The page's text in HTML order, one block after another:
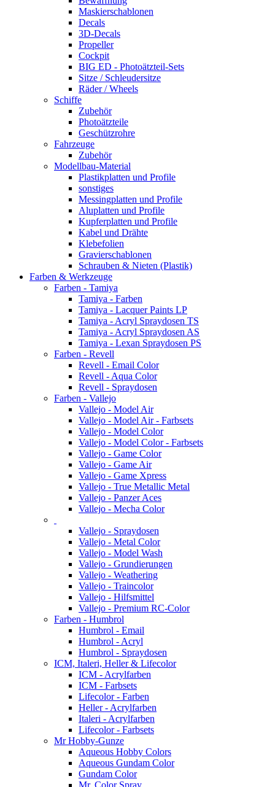
Maskierschablonen
Decals
3D-Decals
Propeller
Cockpit
BIG ED - Photoätzteil-Sets
Sitze / Schleudersitze
Räder / Wheels
Schiffe
Zubehör
Photoätzteile
Geschützrohre
Fahrzeuge
Zubehör
Modellbau-Material
Plastikplatten und Profile
sonstiges
Messingplatten und Profile
Aluplatten und Profile
Kupferplatten und Profile
Kabel und Drähte
Klebefolien
Gravierschablonen
Schrauben & Nieten (Plastik)
Farben & Werkzeuge
Farben - Tamiya
Tamiya - Farben
Tamiya - Lacquer Paints LP
Tamiya - Acryl Spraydosen TS
Tamiya - Acryl Spraydosen AS
Tamiya - Lexan Spraydosen PS
Farben - Revell
Revell - Email Color
Revell - Aqua Color
Revell - Spraydosen
Farben - Vallejo
Vallejo - Model Air
Vallejo - Model Air - Farbsets
Vallejo - Model Color
Vallejo - Model Color - Farbsets
Vallejo - Game Color
Vallejo - Game Air
Vallejo - Game Xpress
Vallejo - True Metallic Metal
Vallejo - Panzer Aces
Vallejo - Mecha Color
Vallejo - Spraydosen
Vallejo - Metal Color
Vallejo - Model Wash
Vallejo - Grundierungen
Vallejo - Weathering
Vallejo - Traincolor
Vallejo - Hilfsmittel
Vallejo - Premium RC-Color
Farben - Humbrol
Humbrol - Email
Humbrol - Acryl
Humbrol - Spraydosen
ICM, Italeri, Heller & Lifecolor
ICM - Acrylfarben
ICM - Farbsets
Lifecolor - Farben
Heller - Acrylfarben
Italeri - Acrylfarben
Lifecolor - Farbsets
Mr Hobby-Gunze
Aqueous Hobby Colors
Aqueous Gundam Color
Gundam Color
Mr. Color Spray